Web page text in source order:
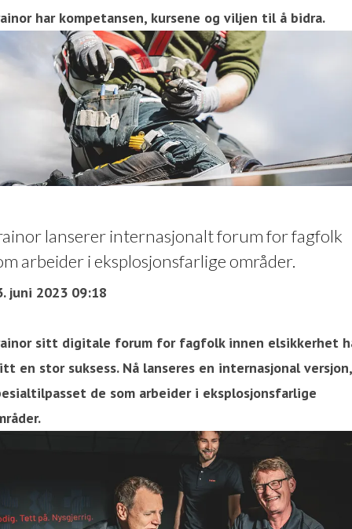
har kompetansen, kursene og viljen til å bidra.
lanserer internasjonalt forum for fagfolk
arbeider i eksplosjonsfarlige områder.
juni 2023 09:18
sitt digitale forum for fagfolk innen elsikkerhet
en stor suksess. Nå lanseres en internasjonal versjon,
de som arbeider i eksplosjonsfarlige